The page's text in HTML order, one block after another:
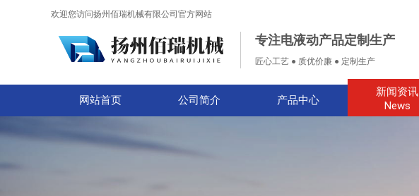
欢迎您访问扬州佰瑞机械有限公司官方网站
专注电液动产品定制生产
匠心工艺 ● 质优价廉 ● 定制生产
网站首页 公司简介 产品中心
新闻资讯
News